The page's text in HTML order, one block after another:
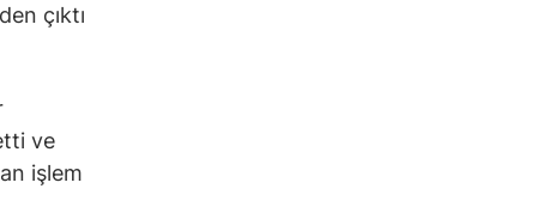
çıktı
ve
işlem